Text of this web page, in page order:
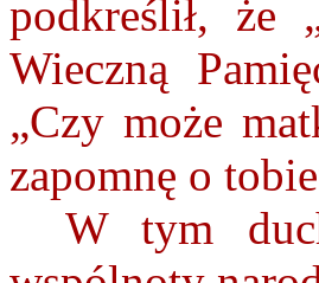
podkreślił, że
Wieczną
„Czy może
zapomnę o
W tym